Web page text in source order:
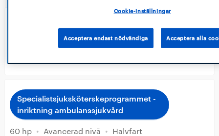
Specialistsjuksköterskeprogrammet -
inriktning akutsjukvård
Specialistsjuksköterskeprogrammet -
inriktning ambulanssjukvård
60 hp • Avancerad nivå • Halvfart
Cookie-inställningar
Acceptera endast nödvändiga Acceptera alla